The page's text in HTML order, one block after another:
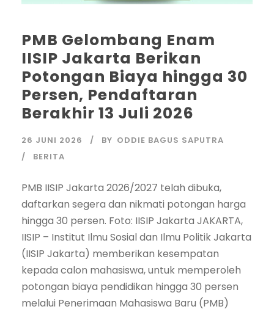
PMB Gelombang Enam
IISIP Jakarta Berikan
Potongan Biaya hingga 30
Persen, Pendaftaran
Berakhir 13 Juli 2026
26 JUNI 2026 BY ODDIE BAGUS SAPUTRA
BERITA
PMB IISIP Jakarta 2026/2027 telah dibuka,
daftarkan segera dan nikmati potongan harga
hingga 30 persen. Foto: IISIP Jakarta JAKARTA,
IISIP – Institut Ilmu Sosial dan Ilmu Politik Jakarta
(IISIP Jakarta) memberikan kesempatan
kepada calon mahasiswa, untuk memperoleh
potongan biaya pendidikan hingga 30 persen
melalui Penerimaan Mahasiswa Baru (PMB)